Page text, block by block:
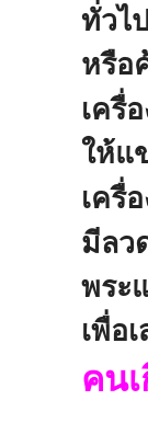
ทั่วไป
หรือ
เครื่
ให้แ
เครื่
มีลว
พระ
เพื่อ
คน